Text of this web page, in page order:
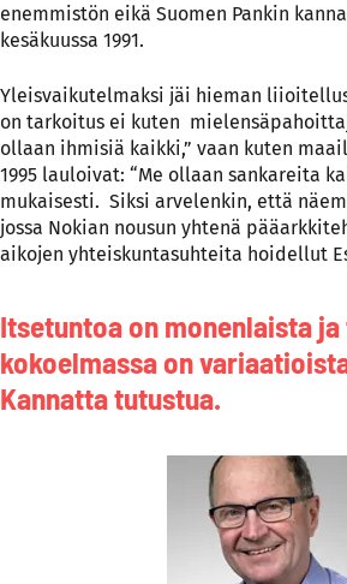
enemmistön eikä Suomen Pankin
kesäkuussa 1991.
Yleisvaikutelmaksi jäi hieman
on tarkoitus ei kuten
ollaan ihmisiä kaikki,” vaan kuten
1995 lauloivat: “Me ollaan sankareita
mukaisesti. Siksi arvelenkin, että
jossa Nokian nousun yhtenä
aikojen yhteiskuntasuhteita hoidellut
Itsetuntoa on monenlaista ja
kokoelmassa on
Kannatta tutustua.